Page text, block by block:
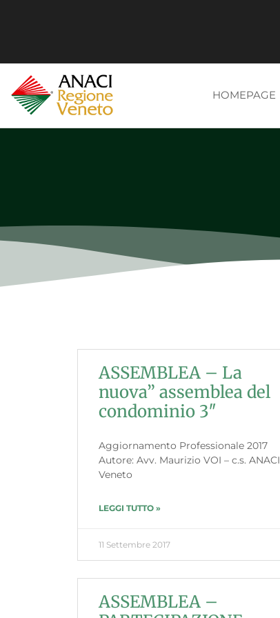
HOMEPAGE
ASSEMBLEA – La
nuova” assemblea del
condominio 3″
Aggiornamento Professionale 2017
Autore: Avv. Maurizio VOI – c.s. ANACI
Veneto
LEGGI TUTTO »
11 Settembre 2017
ASSEMBLEA –